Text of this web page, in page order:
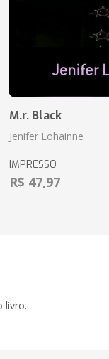
M.r. Black
Jenifer Lohainne
IMPRESSO
R$ 47,97
livro.